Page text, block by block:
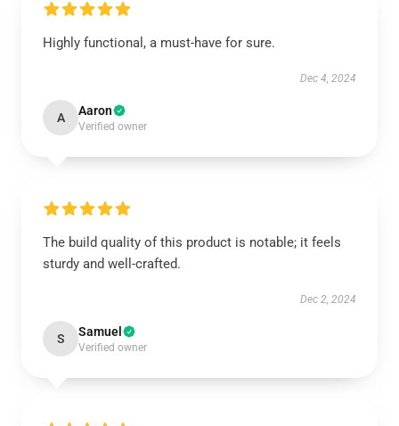
Highly functional, a must-have for sure.
Dec 4, 2024
A Aaron
Verified owner
The build quality of this product is notable; it feels
sturdy and well-crafted.
Dec 2, 2024
S Samuel
Verified owner